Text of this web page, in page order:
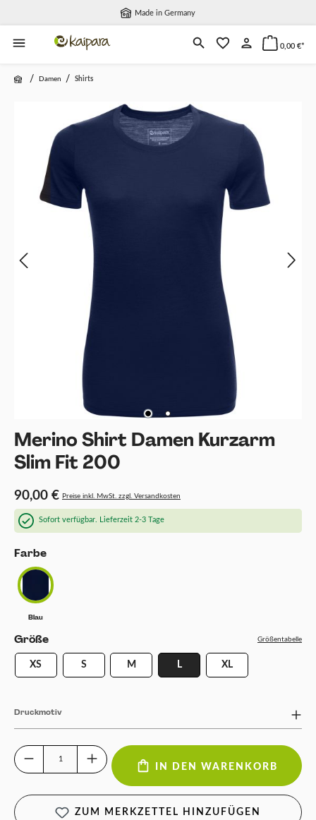
Made in Germany
0,00 €*
/ Damen / Shirts
Bildergalerie überspringen
Merino Shirt Damen Kurzarm
Slim Fit 200
90,00 € Preise inkl. MwSt. zzgl. Versandkosten
Sofort verfügbar. Lieferzeit 2-3 Tage
Farbeauswählen
Blau
Blau
Größeauswählen Größentabelle
XS S M L XL
Druckmotiv
Produkt Anzahl: Gib den gewünschten Wert ein oder benutze die
IN DEN WARENKORB
ZUM MERKZETTEL HINZUFÜGEN